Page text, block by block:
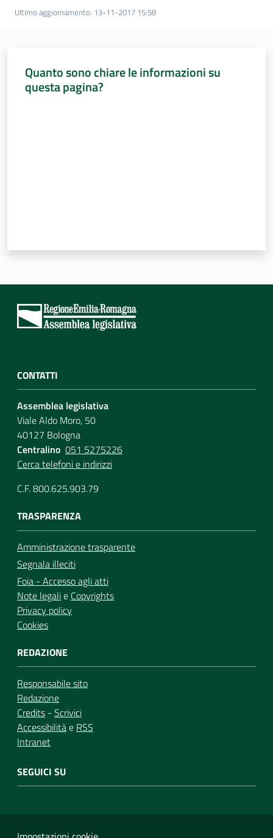
Ultimo aggiornamento: 13-11-2017 15:58
Quanto sono chiare le informazioni su
questa pagina?
CONTATTI
Assemblea legislativa
Viale Aldo Moro, 50
40127 Bologna
Centralino 051 5275226
Cerca telefoni e indirizzi
C.F. 800.625.903.79
TRASPARENZA
Amministrazione trasparente
Segnala illeciti
Foia - Accesso agli atti
Note legalie Copyrights
Privacy policy
Cookies
REDAZIONE
Responsabile sito
Redazione
Credits - Scrivici
Accessibilitàe RSS
Intranet
SEGUICI SU